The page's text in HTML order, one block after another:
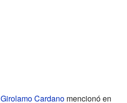
Girolamo Cardano mencionó en